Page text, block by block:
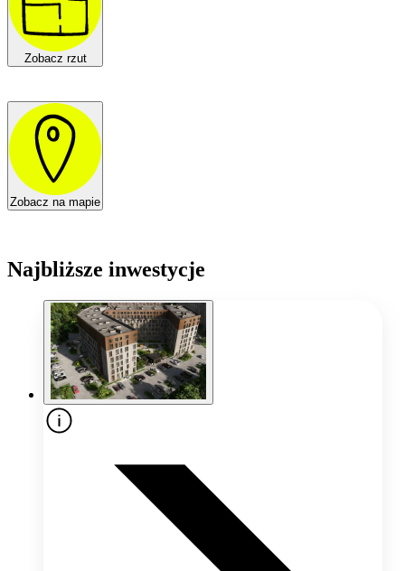
Zobacz rzut
Zobacz na mapie
Najbliższe inwestycje